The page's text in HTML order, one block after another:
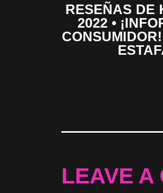
RESEÑAS DE
2022 •
LEAVE A